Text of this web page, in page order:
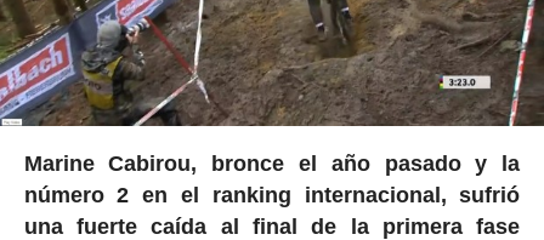
Marine Cabirou, bronce el año pasado y la
número 2 en el ranking internacional, sufrió
una fuerte caída al final de la primera fase